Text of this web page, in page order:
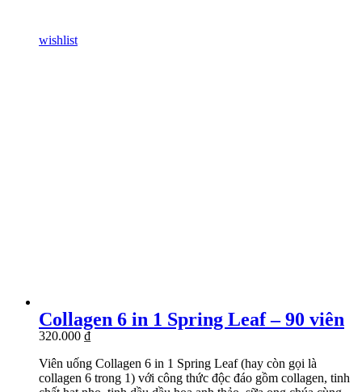
wishlist
Collagen 6 in 1 Spring Leaf – 90 viên
320.000 ₫
Viên uống Collagen 6 in 1 Spring Leaf (hay còn gọi là
collagen 6 trong 1) với công thức độc đáo gồm collagen, tinh